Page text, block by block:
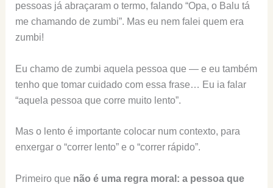
pessoas já abraçaram o termo, falando “Opa, o Balu tá
me chamando de zumbi”. Mas eu nem falei quem era
zumbi!
Eu chamo de zumbi aquela pessoa que — e eu também
tenho que tomar cuidado com essa frase… Eu ia falar
“aquela pessoa que corre muito lento”.
Mas o lento é importante colocar num contexto, para
enxergar o “correr lento” e o “correr rápido”.
Primeiro que não é uma regra moral: a pessoa que